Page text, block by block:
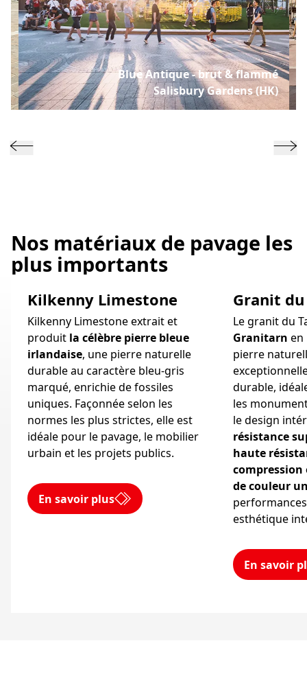
Blue Antique - brut & flammé
Salisbury Gardens (HK)
Nos matériaux de pavage les
plus importants
Kilkenny Limestone
Kilkenny Limestone extrait et
produit la célèbre pierre bleue
irlandaise, une pierre naturelle
durable au caractère bleu-gris
marqué, enrichie de fossiles
uniques. Façonnée selon les
normes les plus strictes, elle est
idéale pour le pavage, le mobilier
urbain et les projets publics.
En savoir plus
Granit du
Le granit du
Granitarn en
pierre
durable,
les
le design
résistance
haute
compression
de couleur
esthétique
En savoir